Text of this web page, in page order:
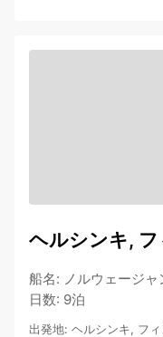
ヘルシンキ,
船名: ノルウェージ
日数: 9泊
出発地: ヘルシンキ, フ